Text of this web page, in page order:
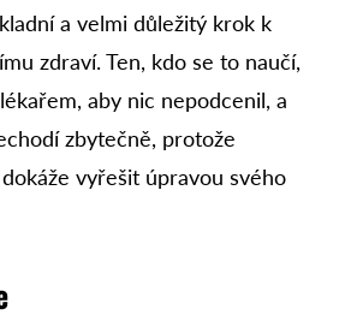
a velmi důležitý krok k
zdraví. Ten, kdo se to naučí,
aby nic nepodcenil, a
zbytečně, protože
vyřešit úpravou svého